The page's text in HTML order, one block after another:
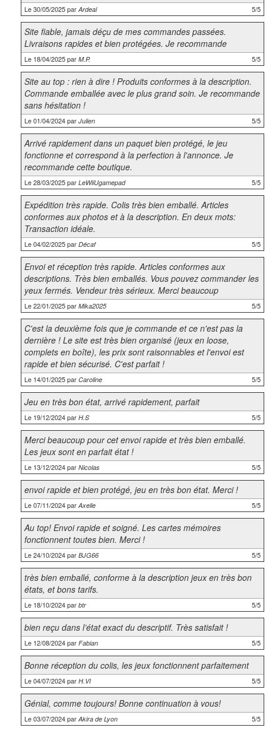
Le 30/05/2025 par Ardeal 5/5
Site fiable, jamais déçu de mes commandes passées.
Livraisons rapides et bien protégées. Je recommande
Le 18/04/2025 par M.P. 5/5
Site au top : rien à dire ! Produits conformes à la description.
Commande emballée avec le plus grand soin. Je recommande
sans hésitation !
Le 01/04/2024 par Julien 5/5
Arrivé rapidement dans un paquet bien protégé, le jeu
fonctionne et correspond à la perfection à l'annonce. Je
recommande cette boutique.
Le 28/03/2025 par LeWiiUgamepad 5/5
Expédition très rapide. Colis très bien emballé. Articles
conformes aux photos et à la description. En deux mots:
Transaction idéale.
Le 04/02/2025 par Décaf 5/5
Envoi et réception très rapide. Articles conformes aux
descriptions. Très bien emballés. Vous pouvez commander les
yeux fermés. Vendeur très sérieux. Merci beaucoup
Le 22/01/2025 par Mika2025 5/5
C'est la deuxième fois que je commande et ce n'est pas la
dernière ! Le site est très bien organisé (jeux en loose,
complets en boîte), les prix sont raisonnables et l'envoi est
rapide et bien sécurisé. C'est parfait !
Le 14/01/2025 par Caroline 5/5
Jeu en très bon état, arrivé rapidement, parfait
Le 19/12/2024 par H.S 5/5
Merci beaucoup pour cet envoi rapide et très bien emballé.
Les jeux sont en parfait état !
Le 13/12/2024 par Nicolas 5/5
envoi rapide et bien protégé, jeu en très bon état. Merci !
Le 07/11/2024 par Axelle 5/5
Au top! Envoi rapide et soigné. Les cartes mémoires
fonctionnent toutes bien. Merci !
Le 24/10/2024 par BJG66 5/5
très bien emballé, conforme à la description jeux en très bon
états, et bons tarifs.
Le 18/10/2024 par btr 5/5
bien reçu dans l’état exact du descriptif. Très satisfait !
Le 12/08/2024 par Fabian 5/5
Bonne réception du colis, les jeux fonctionnent parfaitement
Le 04/07/2024 par H.VI 5/5
Génial, comme toujours! Bonne continuation à vous!
Le 03/07/2024 par Akira de Lyon 5/5